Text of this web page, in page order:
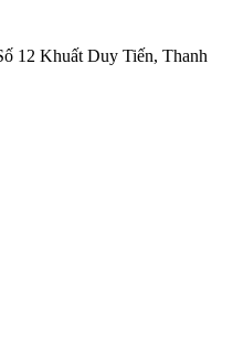
12 Khuất Duy Tiến, Thanh